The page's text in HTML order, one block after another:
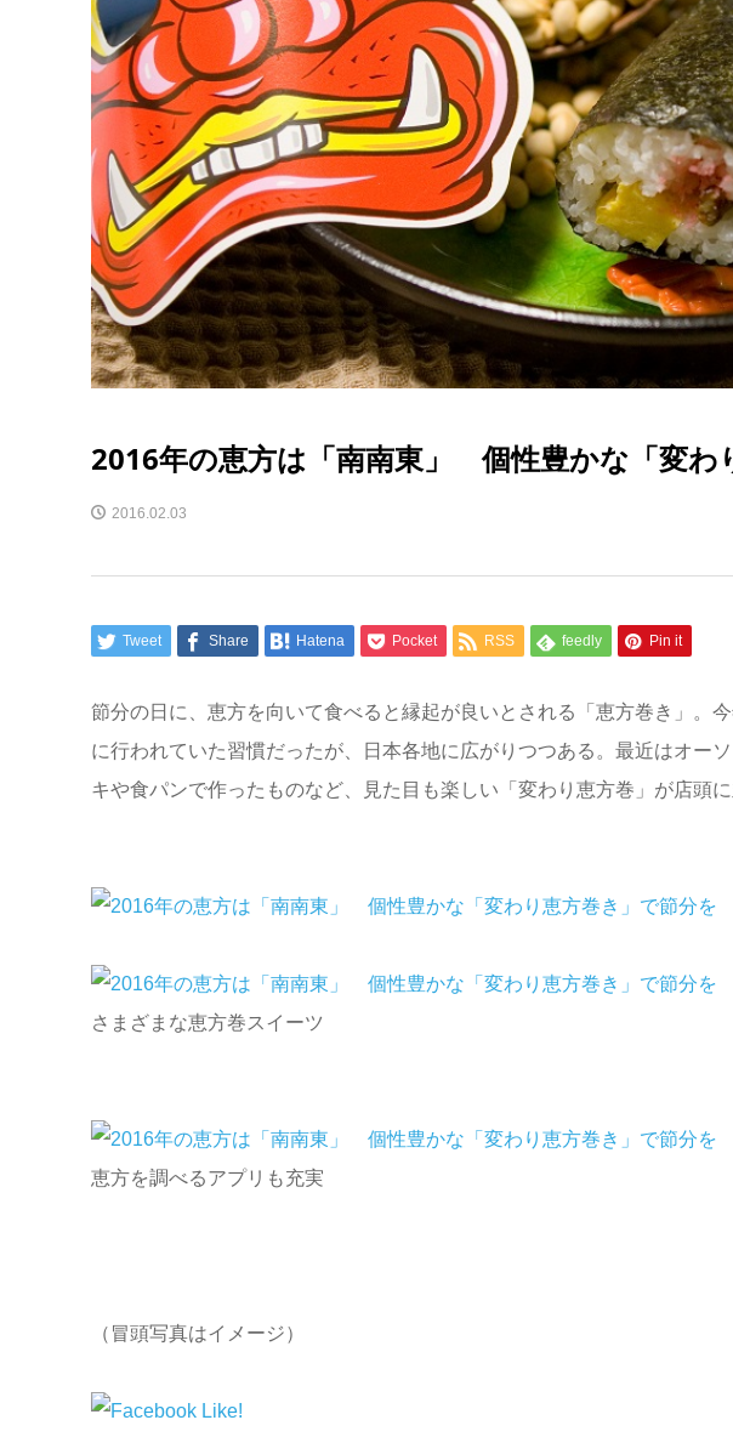
2016年の恵方は「南南東」 個性豊かな「変わ
2016.02.03
Tweet Share Hatena Pocket RSS feedly Pin it
節分の日に、恵方を向いて食べると縁起が良いとされる「恵方巻き」。
に行われていた習慣だったが、日本各地に広がりつつある。最近はオー
キや食パンで作ったものなど、見た目も楽しい「変わり恵方巻」が店頭に
さまざまな恵方巻スイーツ
恵方を調べるアプリも充実
（冒頭写真はイメージ）